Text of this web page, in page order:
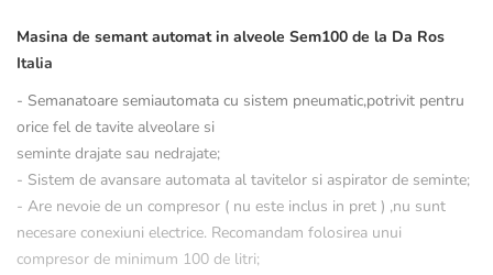
Masina de semant automat in alveole Sem100 de la Da Ros
Italia
- Semanatoare semiautomata cu sistem pneumatic,potrivit pentru
orice fel de tavite alveolare si
seminte drajate sau nedrajate;
- Sistem de avansare automata al tavitelor si aspirator de seminte;
- Are nevoie de un compresor ( nu este inclus in pret ) ,nu sunt
necesare conexiuni electrice. Recomandam folosirea unui
compresor de minimum 100 de litri;